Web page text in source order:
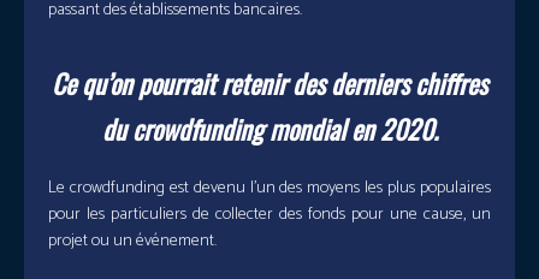
passant des établissements bancaires.
Ce qu’on pourrait retenir des derniers chiffres
du crowdfunding mondial en 2020.
Le crowdfunding est devenu l’un des moyens les plus populaires
pour les particuliers de collecter des fonds pour une cause, un
projet ou un événement.